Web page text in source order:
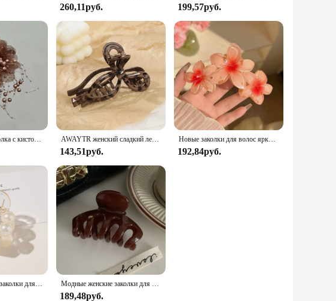
260,11руб. 199,57руб.
Цветок пиона, заколка с кисточкой из бисера, коготь для волос, краб на затылке, элегантная заколка для волос для женщин, модные аксессуары для головных уборов AWAYTR женский сладкий леопардовый бант, коготь для волос, зажим для головы, зажим в виде акулы, аксессуары для волос, хвост, акриловые заколки для волос, заколки для волос
143,51руб.
Новые заколки для волос ярких цветов с цветком для женщин, милые большие градиентные заколки в виде акулы, зажим для волос в виде краба, заколки, аксессуары для волос
192,84руб.
Новые акриловые заколки для волос с большим жемчугом, заколки-крабы, крупные заколки для макияжа, Женские аксессуары для волос, заколка для волос с бантом Модные женские заколки для волос, элегантные цветные яркие однотонные заколки для волос, заколки для волос для девочек, заколки для волос 7 см, аксессуары для волос, новинка 2022
189,48руб.